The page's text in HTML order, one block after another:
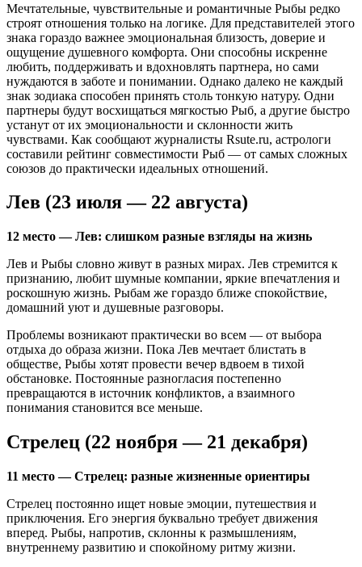
Мечтательные, чувствительные и романтичные Рыбы редко
строят отношения только на логике. Для представителей этого
знака гораздо важнее эмоциональная близость, доверие и
ощущение душевного комфорта. Они способны искренне
любить, поддерживать и вдохновлять партнера, но сами
нуждаются в заботе и понимании. Однако далеко не каждый
знак зодиака способен принять столь тонкую натуру. Одни
партнеры будут восхищаться мягкостью Рыб, а другие быстро
устанут от их эмоциональности и склонности жить
чувствами. Как сообщают журналисты Rsute.ru, астрологи
составили рейтинг совместимости Рыб — от самых сложных
союзов до практически идеальных отношений.
Лев (23 июля — 22 августа)
12 место — Лев: слишком разные взгляды на жизнь
Лев и Рыбы словно живут в разных мирах. Лев стремится к
признанию, любит шумные компании, яркие впечатления и
роскошную жизнь. Рыбам же гораздо ближе спокойствие,
домашний уют и душевные разговоры.
Проблемы возникают практически во всем — от выбора
отдыха до образа жизни. Пока Лев мечтает блистать в
обществе, Рыбы хотят провести вечер вдвоем в тихой
обстановке. Постоянные разногласия постепенно
превращаются в источник конфликтов, а взаимного
понимания становится все меньше.
Стрелец (22 ноября — 21 декабря)
11 место — Стрелец: разные жизненные ориентиры
Стрелец постоянно ищет новые эмоции, путешествия и
приключения. Его энергия буквально требует движения
вперед. Рыбы, напротив, склонны к размышлениям,
внутреннему развитию и спокойному ритму жизни.